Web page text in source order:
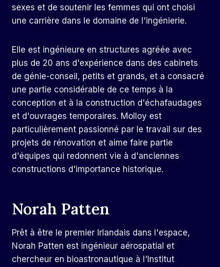
sexes et de soutenir les femmes qui ont choisi
une carrière dans le domaine de l'ingénierie.
Elle est ingénieure en structures agréée avec
plus de 20 ans d'expérience dans des cabinets
de génie-conseil, petits et grands, et a consacré
une partie considérable de ce temps à la
conception et à la construction d'échafaudages
et d'ouvrages temporaires. Molloy est
particulièrement passionné par le travail sur des
projets de rénovation et aime faire partie
d'équipes qui redonnent vie à d'anciennes
constructions d'importance historique.
Norah Patten
Prêt à être le premier Irlandais dans l'espace,
Norah Patten est ingénieur aérospatial et
chercheur en bioastronautique à l'Institut